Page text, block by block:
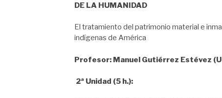
DE LA HUMANIDAD
El tratamiento del patrimonio material e
indígenas de América
Profesor: Manuel Gutiérrez Estévez
2ª Unidad (5 h.):